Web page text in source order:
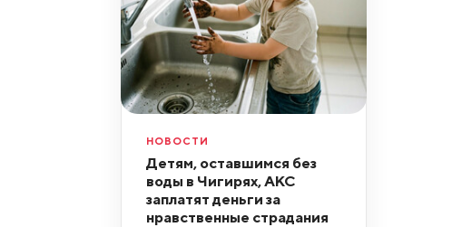
НОВОСТИ
Детям, оставшимся без
воды в Чигирях, АКС
заплатят деньги за
нравственные страдания